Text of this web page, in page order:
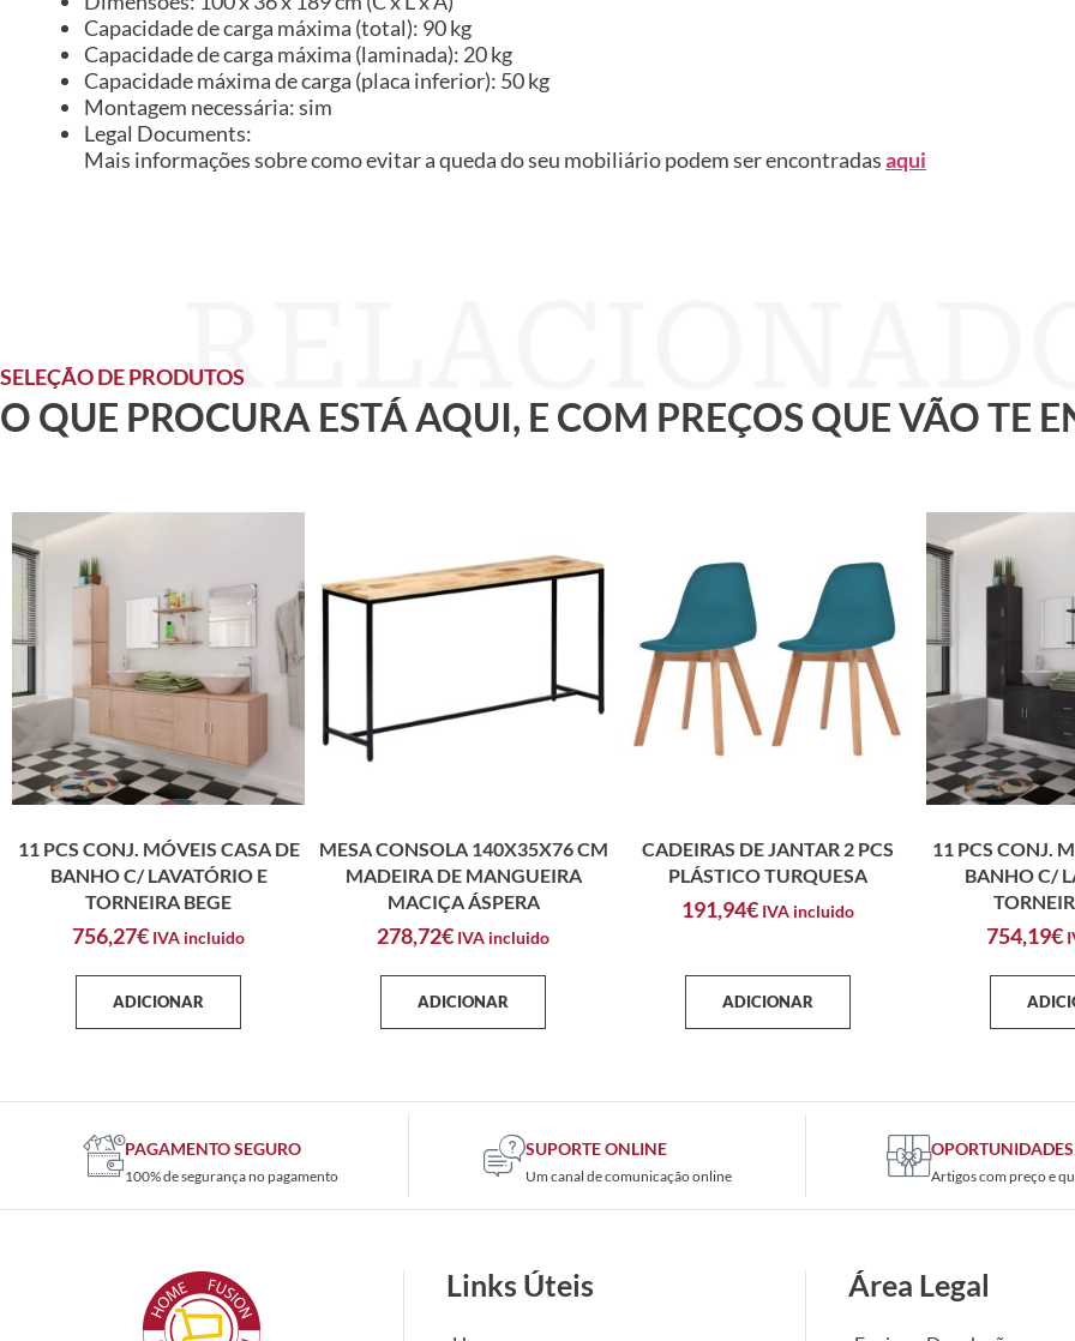
Capacidade de carga máxima (total): 90 kg
Capacidade de carga máxima (laminada): 20 kg
Capacidade máxima de carga (placa inferior): 50 kg
Montagem necessária: sim
Legal Documents:
Mais informações sobre como evitar a queda do seu mobiliário podem ser encontradasaqui
SELEÇÃO DE PRODUTOS
O QUE PROCURA ESTÁ AQUI, E COM PREÇOS QUE VÃO TE
11 PCS CONJ. MÓVEIS CASA DE
BANHO C/ LAVATÓRIO E
TORNEIRA BEGE
756,27€ IVA incluido
ADICIONAR
MESA CONSOLA 140X35X76 CM
MADEIRA DE MANGUEIRA
MACIÇA ÁSPERA
278,72€ IVA incluido
ADICIONAR
CADEIRAS DE JANTAR 2 PCS
PLÁSTICO TURQUESA
191,94€ IVA incluido
ADICIONAR
11 PCS CONJ.
BANHO C/
754,19€
PAGAMENTO SEGURO
100% de segurança no pagamento
SUPORTE ONLINE
Um canal de comunicação online
OPORTUNIDADES
Artigos com preço e
Links Úteis Área Legal